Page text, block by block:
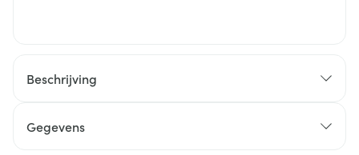
Beschrijving
Gegevens